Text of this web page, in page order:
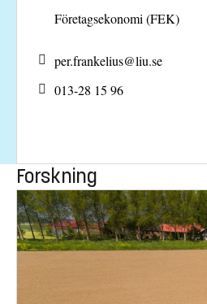
Företagsekonomi (FEK)
per.frankelius@liu.se
013-28 15 96
Forskning